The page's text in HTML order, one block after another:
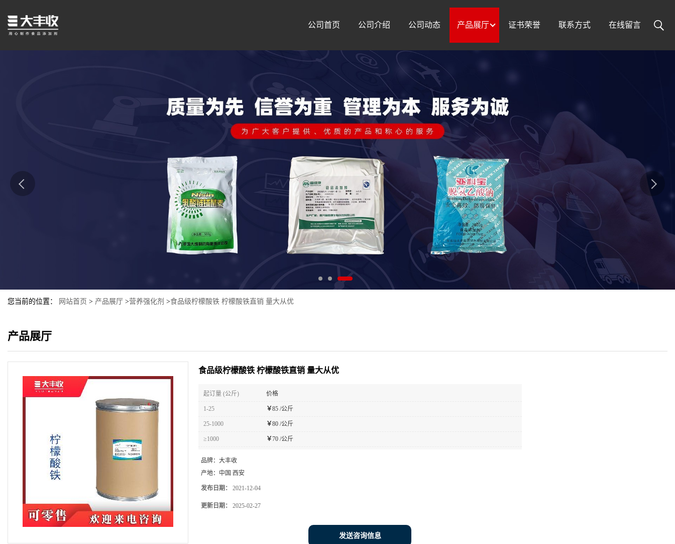
公司首页 公司介绍 公司动态 产品展厅 证书荣誉 联系方式 在线留言
您当前的位置： 网站首页 > 产品展厅 >营养强化剂 >食品级柠檬酸铁 柠檬酸铁直销 量大从优
产品展厅
食品级柠檬酸铁 柠檬酸铁直销 量大从优
起订量 (公斤) 价格
1-25 ￥85 /公斤
25-1000 ￥80 /公斤
≥1000 ￥70 /公斤
品牌： 大丰收
产地： 中国 西安
发布日期： 2021-12-04
更新日期： 2025-02-27
发送咨询信息